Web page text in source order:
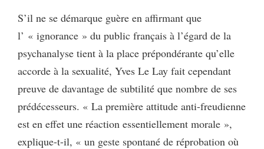
S’il ne se démarque guère en affirmant que
l’ « ignorance » du public français à l’égard de la
psychanalyse tient à la place prépondérante qu’elle
accorde à la sexualité, Yves Le Lay fait cependant
preuve de davantage de subtilité que nombre de ses
prédécesseurs. « La première attitude anti-freudienne
est en effet une réaction essentiellement morale »,
explique-t-il, « un geste spontané de réprobation où